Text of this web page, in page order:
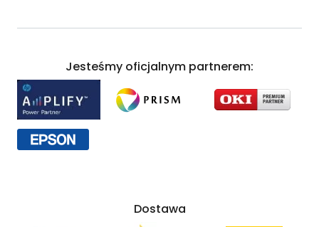
Jesteśmy oficjalnym partnerem:
Dostawa